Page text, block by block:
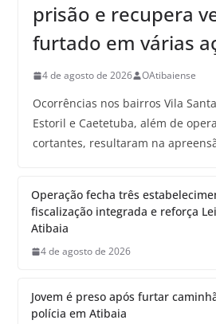
prisão e recupera
furtado em várias
4 de agosto de 2026 OAtibaiense
Ocorrências nos bairros Vila
Estoril e Caetetuba, além de
cortantes, resultaram na
Operação fecha três
fiscalização integrada e reforça
Atibaia
4 de agosto de 2026
Jovem é preso após furtar
polícia em Atibaia